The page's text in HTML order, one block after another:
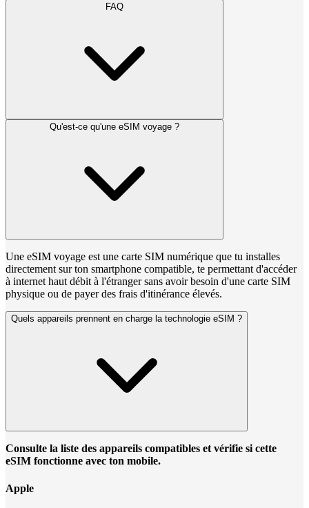
FAQ
Qu'est-ce qu'une eSIM voyage ?
Une eSIM voyage est une carte SIM numérique que tu installes
directement sur ton smartphone compatible, te permettant d'accéder
à internet haut débit à l'étranger sans avoir besoin d'une carte SIM
physique ou de payer des frais d'itinérance élevés.
Quels appareils prennent en charge la technologie eSIM ?
Consulte la liste des appareils compatibles et vérifie si cette
eSIM fonctionne avec ton mobile.
Apple